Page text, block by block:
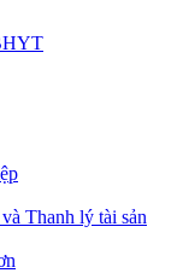
Thanh lý tài sản